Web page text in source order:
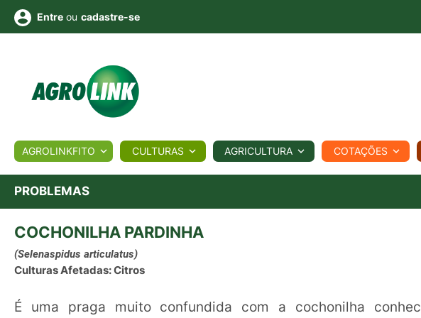
BIOLÓGICOS COTAÇÕES NOTÍCIAS AGROTEMPO REGIONAL
Conversor Colunistas Eventos
Entre ou cadastre-se
AGROLINKFITO CULTURAS AGRICULTURA COTAÇÕES
PROBLEMAS
COCHONILHA PARDINHA
(Selenaspidus articulatus)
Culturas Afetadas: Citros
É uma praga muito confundida com a cochonilha